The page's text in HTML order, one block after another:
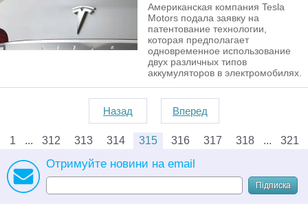
Американская компания Tesla
Motors подала заявку на
патентование технологии,
которая предполагает
одновременное использование
двух различных типов
аккумуляторов в электромобилях.
Назад Вперед
1 312 313 314 315 316 317 318 321
Отримуйте новини на email
Підписка